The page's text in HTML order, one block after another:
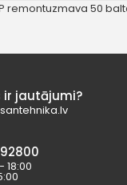
remontuzmava 50
ir jautājumi?
18:00